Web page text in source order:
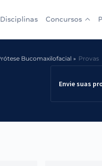
Disciplinas Concursos
Bucomaxilofacial Provas
Envie suas